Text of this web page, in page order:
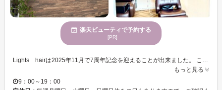
楽天ビューティで予約する
[PR]
Lights hairは2025年11月で7周年記念を迎えることが出来ました。 この7周年は、オープンからこれまで来店してくださった皆様のおかげだと、心より感謝しております。 これからも宜しくお願い致します。
もっと見る
9：00～19：00